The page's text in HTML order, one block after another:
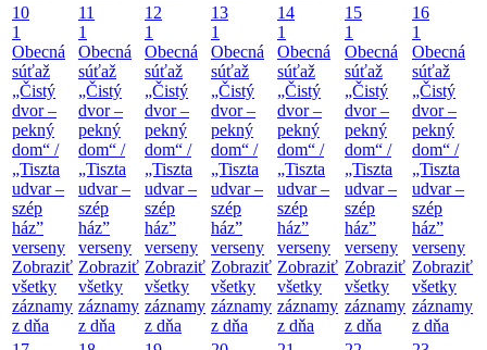
10
1
Obecná
súťaž
„Čistý
dvor –
pekný
dom“ /
„Tiszta
udvar –
szép
ház”
verseny
Zobraziť
všetky
záznamy
z dňa
11
1
Obecná
súťaž
„Čistý
dvor –
pekný
dom“ /
„Tiszta
udvar –
szép
ház”
verseny
Zobraziť
všetky
záznamy
z dňa
12
1
Obecná
súťaž
„Čistý
dvor –
pekný
dom“ /
„Tiszta
udvar –
szép
ház”
verseny
Zobraziť
všetky
záznamy
z dňa
13
1
Obecná
súťaž
„Čistý
dvor –
pekný
dom“ /
„Tiszta
udvar –
szép
ház”
verseny
Zobraziť
všetky
záznamy
z dňa
14
1
Obecná
súťaž
„Čistý
dvor –
pekný
dom“ /
„Tiszta
udvar –
szép
ház”
verseny
Zobraziť
všetky
záznamy
z dňa
15
1
Obecná
súťaž
„Čistý
dvor –
pekný
dom“ /
„Tiszta
udvar –
szép
ház”
verseny
Zobraziť
všetky
záznamy
z dňa
16
1
Obecná
súťaž
„Čistý
dvor –
pekný
dom“ /
„Tiszta
udvar –
szép
ház”
verseny
Zobraziť
všetky
záznamy
z dňa